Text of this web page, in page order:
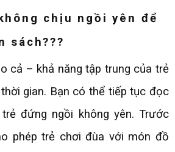
chịu ngồi yên để
sách???
cả – khả năng tập trung của trẻ
gian. Bạn có thể tiếp tục đọc
đứng ngồi không yên. Trước
phép trẻ chơi đùa với món đồ